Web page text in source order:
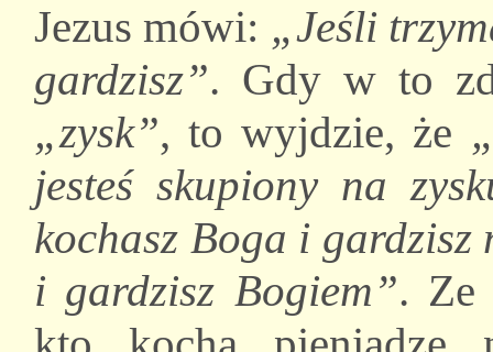
Jezus mówi: „Jeśli
gardzisz”. Gdy w to
„zysk”, to wyjdzie, że
jesteś skupiony na
kochasz Boga i gardzisz
i gardzisz Bogiem”. Ze